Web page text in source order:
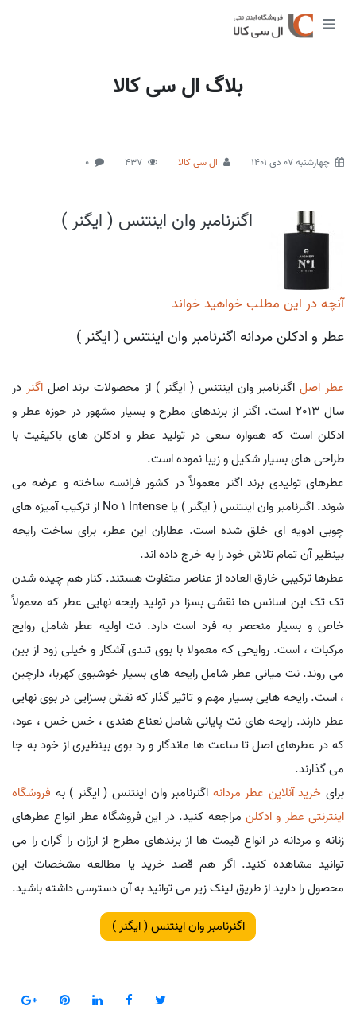
بلاگ ال سی کالا
چهارشنبه 07 دی 1401 ال سی کالا 437
0
اگنرنامبر وان اینتنس ( ایگنر )
آنچه در این مطلب خواهید خواند
عطر و ادکلن مردانه اگنرنامبر وان اینتنس ( ایگنر )
عطر اصلاگنرنامبر وان اینتنس ( ایگنر ) از محصولات برند اصلاگنر در
سال 2013 است. اگنر از برندهای مطرح و بسیار مشهور در حوزه عطر و
ادکلن است که همواره سعی در تولید عطر و ادکلن های باکیفیت با
طراحی های بسیار شکیل و زیبا نموده است.
عطرهای تولیدی برند اگنر معمولاً در کشور فرانسه ساخته و عرضه می
شوند. اگنرنامبر وان اینتنس ( ایگنر ) یا No 1 Intense از ترکیب آمیزه های
چوبی ادویه ای خلق شده است. عطاران این عطر، برای ساخت رایحه
بینظیر آن تمام تلاش خود را به خرج داده اند.
عطرها ترکیبی خارق العاده از عناصر متفاوت هستند. کنار هم چیده شدن
تک تک این اسانس ها نقشی بسزا در تولید رایحه نهایی عطر که معمولاً
خاص و بسیار منحصر به فرد است دارد. نت اولیه عطر شامل روایح
مرکبات ، است. روایحی که معمولا با بوی تندی آشکار و خیلی زود از بین
می روند. نت میانی عطر شامل رایحه های بسیار خوشبوی کهربا، دارچین
، است. رایحه هایی بسیار مهم و تاثیر گذار که نقش بسزایی در بوی نهایی
عطر دارند. رایحه های نت پایانی شامل نعناع هندی ، خس خس ، عود،
که در عطرهای اصل تا ساعت ها ماندگار و رد بوی بینظیری از خود به جا
می گذارند.
برای خرید آنلاین عطر مردانه اگنرنامبر وان اینتنس ( ایگنر ) به فروشگاه
اینترنتی عطر و ادکلن مراجعه کنید. در این فروشگاه عطر انواع عطرهای
زنانه و مردانه در انواع قیمت ها از برندهای مطرح از ارزان را گران را می
توانید مشاهده کنید. اگر هم قصد خرید یا مطالعه مشخصات این
محصول را دارید از طریق لینک زیر می توانید به آن دسترسی داشته باشید.
اگنرنامبر وان اینتنس ( ایگنر )